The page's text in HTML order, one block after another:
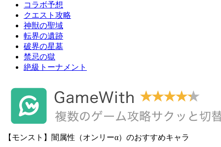
コラボ予想
クエスト攻略
神獣の聖域
転界の遺跡
破界の星墓
禁忌の獄
絶級トーナメント
【モンスト】闇属性（オンリーα）のおすすめキャラ